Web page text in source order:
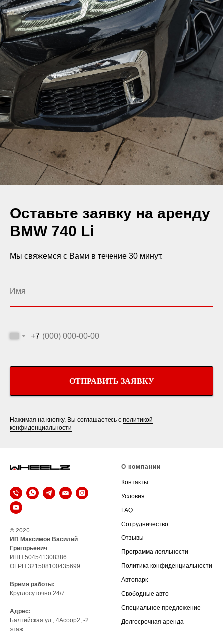
Оставьте заявку на аренду
BMW 740 Li
Мы свяжемся с Вами в течение 30 минут.
+7
ОТПРАВИТЬ ЗАЯВКУ
Нажимая на кнопку, Вы соглашаетесь с политикой
конфиденциальности
© 2026
ИП Максимов Василий
Григорьевич
ИНН 504541308386
ОГРН 321508100435699
Время работы:
Круглосуточно 24/7
Адрес:
Балтийская ул., 4Асоор2; -2
этаж.
О компании
Контакты
Условия
FAQ
Сотрудничество
Отзывы
Программа лояльности
Политика конфиденциальности
Автопарк
Свободные авто
Специальное предложение
Долгосрочная аренда